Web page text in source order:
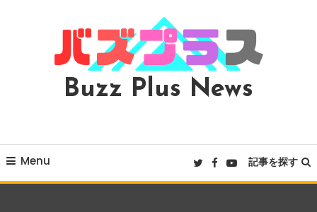
Buzz Plus News
Menu 記事を探す